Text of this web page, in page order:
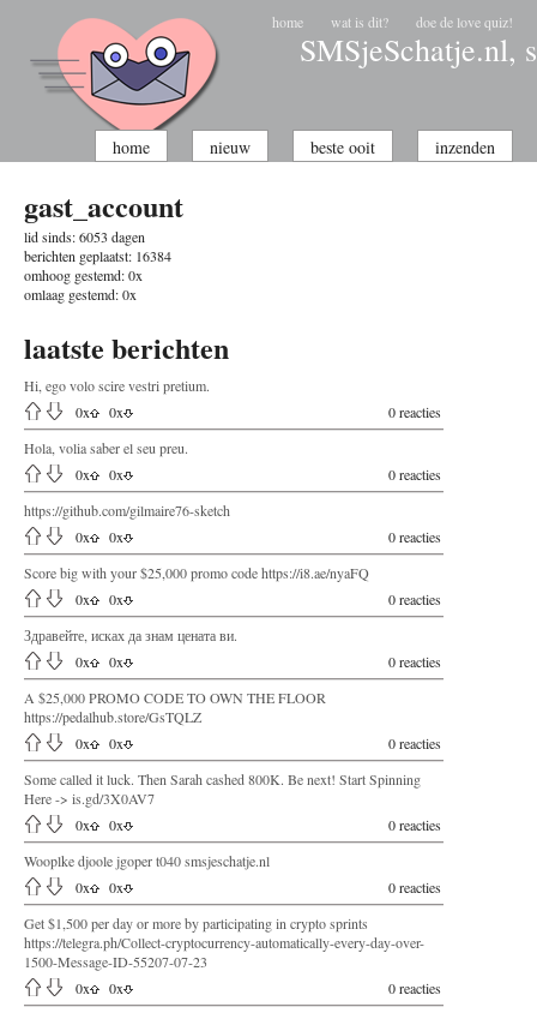
SMSjeSchatje.nl,
home wat is dit? doe de love quiz!
home nieuw beste ooit inzenden
gast_account
lid sinds:6053 dagen
berichten geplaatst: 16384
omhoog gestemd:0x
omlaag gestemd:0x
laatste berichten
Hi, ego volo scire vestri pretium.
0x 0x
0 reacties
Hola, volia saber el seu preu.
0x 0x
0 reacties
https://github.com/gilmaire76-sketch
0x 0x
0 reacties
Score big with your $25,000 promo code https://i8.ae/nyaFQ
0x 0x
0 reacties
Здравейте, исках да знам цената ви.
0x 0x
0 reacties
A $25,000 PROMO CODE TO OWN THE FLOOR
https://pedalhub.store/GsTQLZ
0x 0x
0 reacties
Some called it luck. Then Sarah cashed 800K. Be next! Start Spinning
Here -> is.gd/3X0AV7
0x 0x
0 reacties
Wooplke djoole jgoper t040 smsjeschatje.nl
0x 0x
0 reacties
Get $1,500 per day or more by participating in crypto sprints
https://telegra.ph/Collect-cryptocurrency-automatically-every-day-over-
1500-Message-ID-55207-07-23
0x 0x
0 reacties